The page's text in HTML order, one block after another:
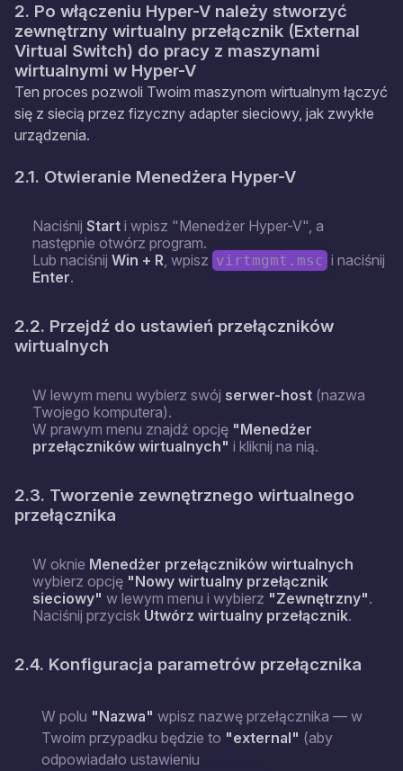
2. Po włączeniu Hyper-V należy stworzyć
zewnętrzny wirtualny przełącznik (External
Virtual Switch) do pracy z maszynami
wirtualnymi w Hyper-V
Ten proces pozwoli Twoim maszynom wirtualnym łączyć
się z siecią przez fizyczny adapter sieciowy, jak zwykłe
urządzenia.
2.1. Otwieranie Menedżera Hyper-V
Naciśnij Start i wpisz "Menedżer Hyper-V", a
następnie otwórz program.
Lub naciśnij Win + R, wpisz virtmgmt.msc i naciśnij
Enter.
2.2. Przejdź do ustawień przełączników
wirtualnych
W lewym menu wybierz swój serwer-host (nazwa
Twojego komputera).
W prawym menu znajdź opcję "Menedżer
przełączników wirtualnych" i kliknij na nią.
2.3. Tworzenie zewnętrznego wirtualnego
przełącznika
W oknie Menedżer przełączników wirtualnych
wybierz opcję "Nowy wirtualny przełącznik
sieciowy" w lewym menu i wybierz "Zewnętrzny".
Naciśnij przycisk Utwórz wirtualny przełącznik.
2.4. Konfiguracja parametrów przełącznika
W polu "Nazwa" wpisz nazwę przełącznika — w
Twoim przypadku będzie to "external" (aby
odpowiadało ustawieniu